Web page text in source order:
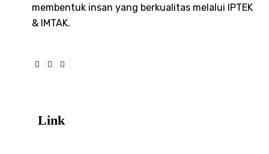
membentuk insan yang berkualitas melalui IPTEK
& IMTAK.
Link